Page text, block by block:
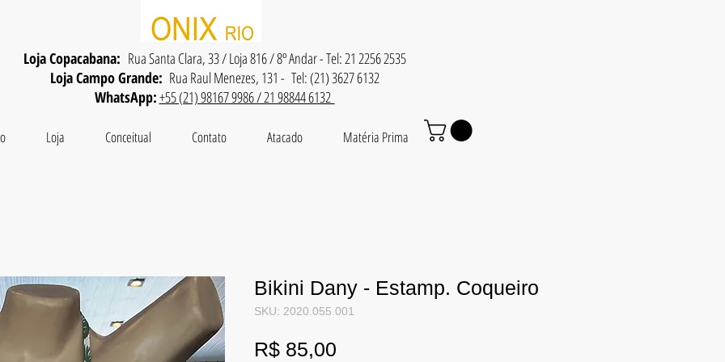
Loja Copacabana: Rua Santa Clara, 33 / Loja 816 / 8º Andar - Tel: 21 2256 2535
Loja Campo Grande: Rua Raul Menezes, 131 - Tel: (21) 3627 6132
WhatsApp:+55 (21) 98167 9986 / 21 98844 6132
Loja Conceitual Contato Atacado Matéria Prima
Bikini Dany - Estamp. Coqueiro
SKU: 2020.055.001
R$ 85,00